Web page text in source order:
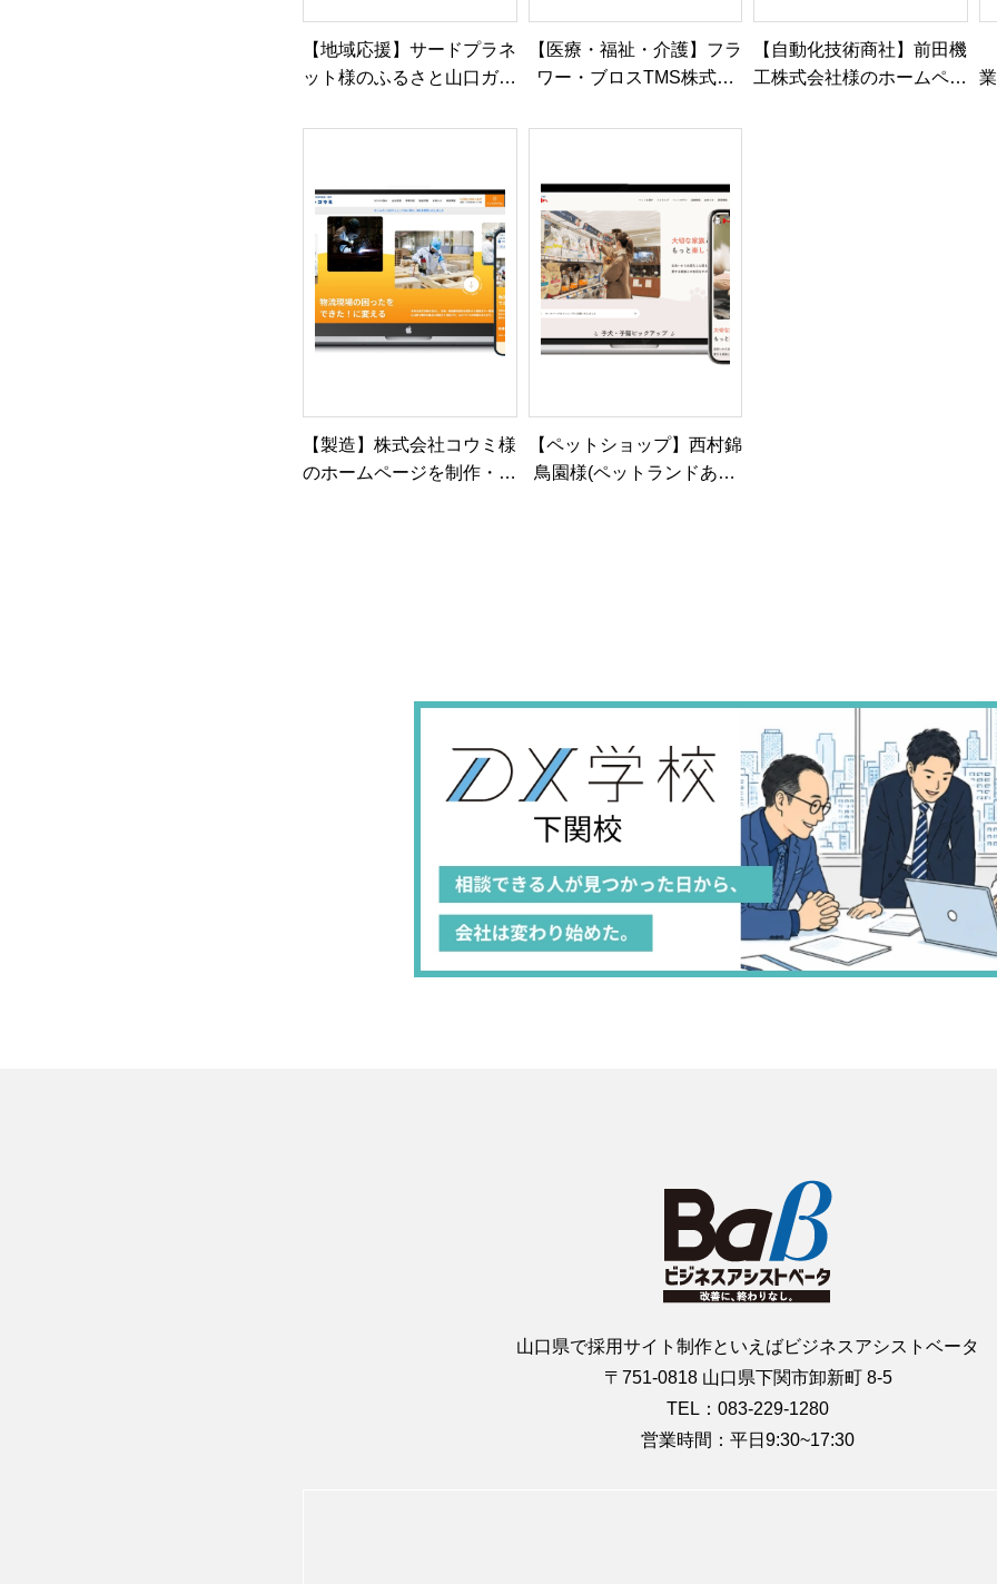
【地域応援】サードプラネ
ット様のふるさと山口ガチ
した
【医療・福祉・介護】フラ
ワー・ブロスTMS株式会
作・公開しました
【自動化技術商社】前田機
工株式会社様のホームペー
【製造】株式会社コウミ様
のホームページを制作・公
【ペットショップ】西村錦
鳥園様(ペットランドあつ
山口県で採用サイト制作といえばビジネスアシストベータ
〒751-0818 山口県下関市卸新町 8-5
TEL：083-229-1280
営業時間：平日9:30~17:30